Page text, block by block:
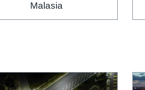
Malasia